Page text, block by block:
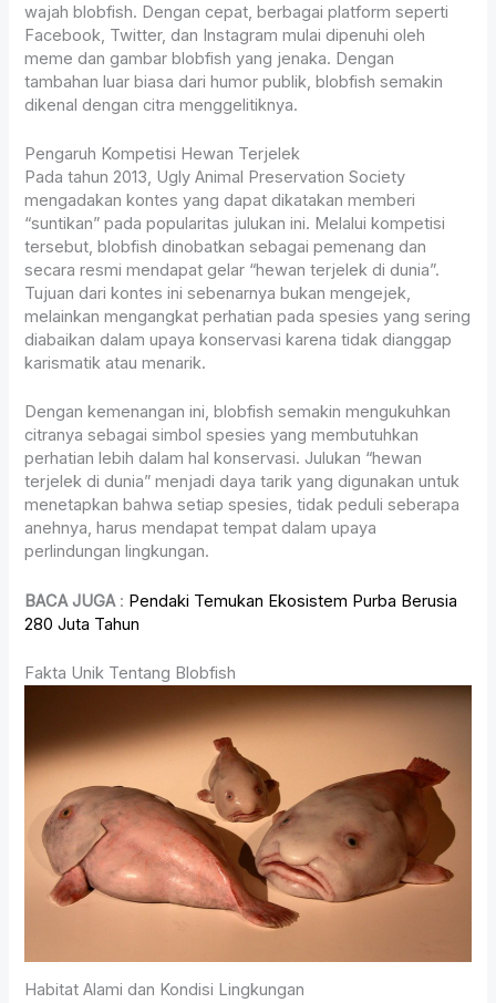
wajah blobfish. Dengan cepat, berbagai platform seperti
Facebook, Twitter, dan Instagram mulai dipenuhi oleh
meme dan gambar blobfish yang jenaka. Dengan
tambahan luar biasa dari humor publik, blobfish semakin
dikenal dengan citra menggelitiknya.
Pengaruh Kompetisi Hewan Terjelek
Pada tahun 2013, Ugly Animal Preservation Society
mengadakan kontes yang dapat dikatakan memberi
“suntikan” pada popularitas julukan ini. Melalui kompetisi
tersebut, blobfish dinobatkan sebagai pemenang dan
secara resmi mendapat gelar “hewan terjelek di dunia”.
Tujuan dari kontes ini sebenarnya bukan mengejek,
melainkan mengangkat perhatian pada spesies yang sering
diabaikan dalam upaya konservasi karena tidak dianggap
karismatik atau menarik.
Dengan kemenangan ini, blobfish semakin mengukuhkan
citranya sebagai simbol spesies yang membutuhkan
perhatian lebih dalam hal konservasi. Julukan “hewan
terjelek di dunia” menjadi daya tarik yang digunakan untuk
menetapkan bahwa setiap spesies, tidak peduli seberapa
anehnya, harus mendapat tempat dalam upaya
perlindungan lingkungan.
BACA JUGA : Pendaki Temukan Ekosistem Purba Berusia
280 Juta Tahun
Fakta Unik Tentang Blobfish
Habitat Alami dan Kondisi Lingkungan